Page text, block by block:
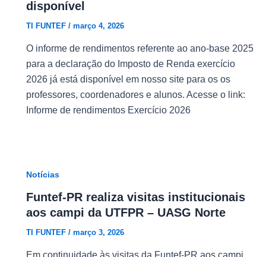
disponível
TI FUNTEF / março 4, 2026
O informe de rendimentos referente ao ano-base 2025
para a declaração do Imposto de Renda exercício
2026 já está disponível em nosso site para os os
professores, coordenadores e alunos. Acesse o link:
Informe de rendimentos Exercício 2026
Notícias
Funtef-PR realiza visitas institucionais
aos campi da UTFPR – UASG Norte
TI FUNTEF / março 3, 2026
Em continuidade às visitas da Funtef-PR aos campi